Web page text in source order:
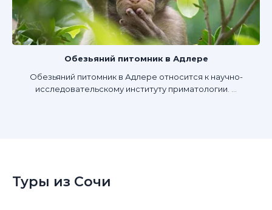
Обезьяний питомник в Адлере
Обезьяний питомник в Адлере относится к научно-
исследовательскому институту приматологии. ...
Туры из Сочи